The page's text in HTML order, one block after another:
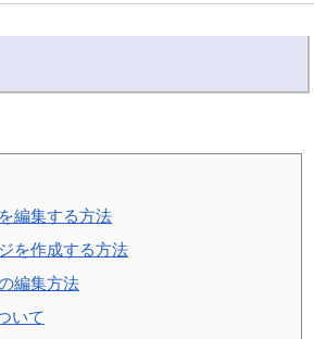
編集する方法
を作成する方法
編集方法
いて